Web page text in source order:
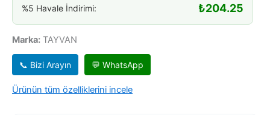
%5 Havale İndirimi: ₺204.25
Marka: TAYVAN
📞 Bizi Arayın 💬 WhatsApp
Ürünün tüm özelliklerini incele